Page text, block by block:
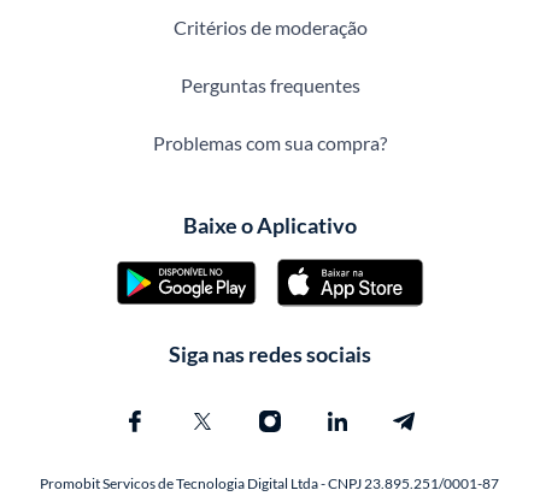
Critérios de moderação
Perguntas frequentes
Problemas com sua compra?
Baixe o Aplicativo
Siga nas redes sociais
Promobit Servicos de Tecnologia Digital Ltda - CNPJ 23.895.251/0001-87